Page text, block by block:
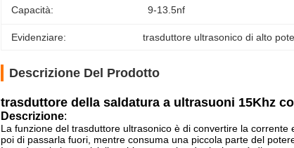
Capacità: 9-13.5nf
Evidenziare: trasduttore ultrasonico di alto
Descrizione Del Prodotto
trasduttore della saldatura a ultrasuoni 15Khz
Descrizione:
La funzione del trasduttore ultrasonico è di convertire la
poi di passarla fuori, mentre consuma una piccola parte del